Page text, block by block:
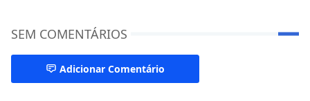
SEM COMENTÁRIOS
Adicionar Comentário